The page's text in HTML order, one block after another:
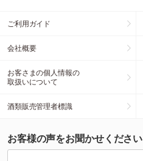
ご利用ガイド
会社概要
お客さまの個人情報の
取扱いについて
酒類販売管理者標識
お客様の声をお聞かせください